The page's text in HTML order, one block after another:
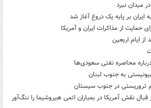
میدان نبرد
بر پایه یک دروغ آغاز شد
حمایت از مذاکرات ایران و آمریکا
ایام اربعین
محاصره نفتی سعودی‌ها
به جنوب لبنان
تروریستی در جنوب سیستان
نقش آمریکا در بمباران اتمی هیروشیما را ننگ‌آور